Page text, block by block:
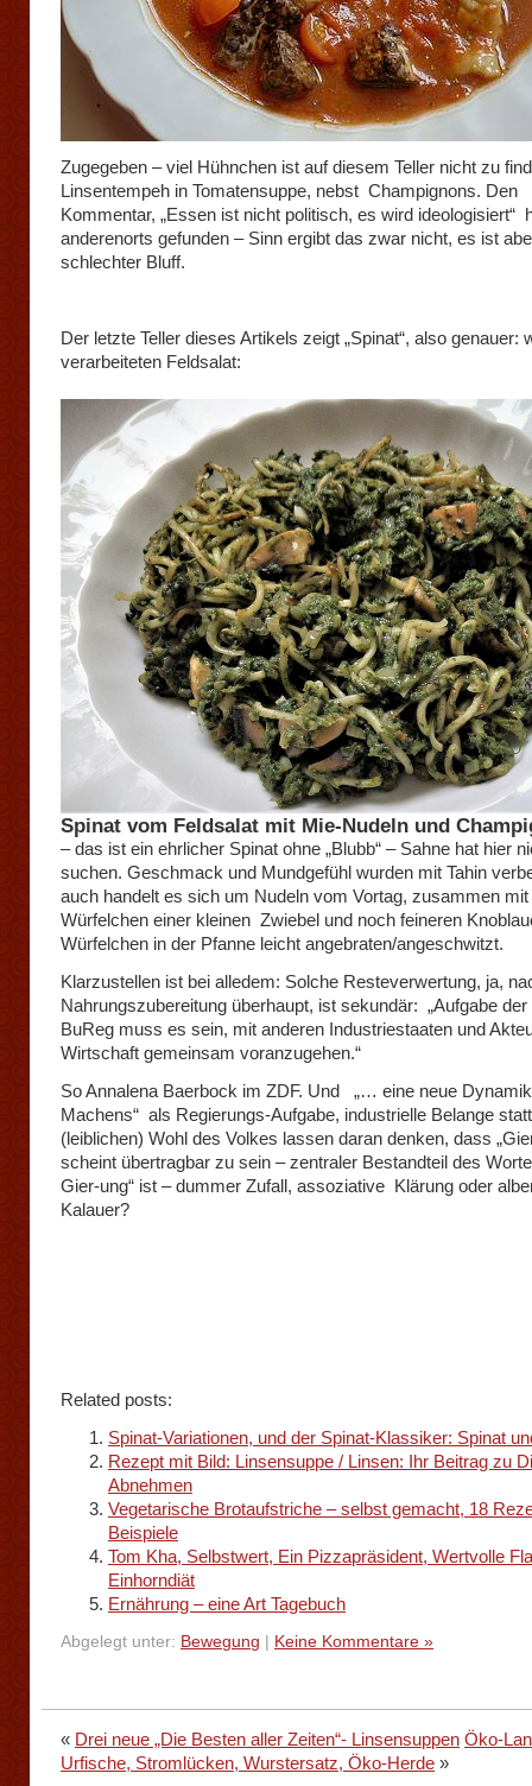
Zugegeben – viel Hühnchen ist auf diesem Teller nicht zu
Linsentempeh in Tomatensuppe, nebst Champignons. Den
Kommentar, „Essen ist nicht politisch, es wird ideologisiert“
anderenorts gefunden – Sinn ergibt das zwar nicht, es ist
schlechter Bluff.
Der letzte Teller dieses Artikels zeigt „Spinat“, also genauer:
verarbeiteten Feldsalat:
Spinat vom Feldsalat mit Mie-Nudeln und
– das ist ein ehrlicher Spinat ohne „Blubb“ – Sahne hat hier
suchen. Geschmack und Mundgefühl wurden mit Tahin
auch handelt es sich um Nudeln vom Vortag, zusammen mit
Würfelchen einer kleinen Zwiebel und noch feineren
Würfelchen in der Pfanne leicht angebraten/angeschwitzt.
Klarzustellen ist bei alledem: Solche Resteverwertung, ja,
Nahrungszubereitung überhaupt, ist sekundär: „Aufgabe
BuReg muss es sein, mit anderen Industriestaaten und
Wirtschaft gemeinsam voranzugehen.“
So Annalena Baerbock im ZDF. Und „… eine neue
Machens“ als Regierungs-Aufgabe, industrielle Belange
(leiblichen) Wohl des Volkes lassen daran denken, dass
scheint übertragbar zu sein – zentraler Bestandteil des
Gier-ung“ ist – dummer Zufall, assoziative Klärung oder
Kalauer?
Related posts:
Spinat-Variationen, und der Spinat-Klassiker: Spinat
Rezept mit Bild: Linsensuppe / Linsen: Ihr Beitrag zu
Abnehmen
Vegetarische Brotaufstriche – selbst gemacht, 18
Beispiele
Tom Kha, Selbstwert, Ein Pizzapräsident, Wertvolle
Einhorndiät
Ernährung – eine Art Tagebuch
Abgelegt unter: Bewegung Keine Kommentare »
« Drei neue „Die Besten aller Zeiten“- Linsensuppen Öko-
Urfische, Stromlücken, Wurstersatz, Öko-Herde »